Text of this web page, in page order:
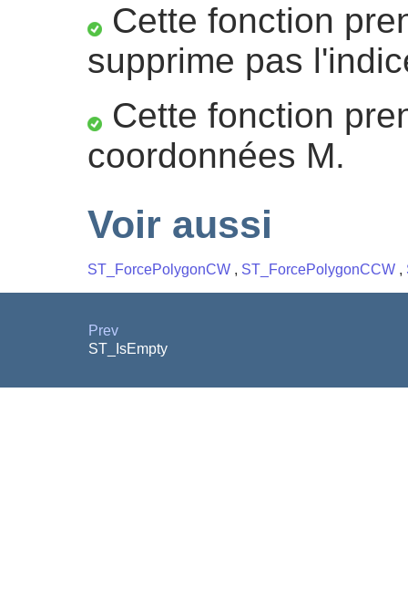
Cette fonction
supprime pas
Cette fonction
coordonnées M.
Voir aussi
ST_ForcePolygonCW , ST_ForcePolygonCCW ,
Prev
ST_IsEmpty